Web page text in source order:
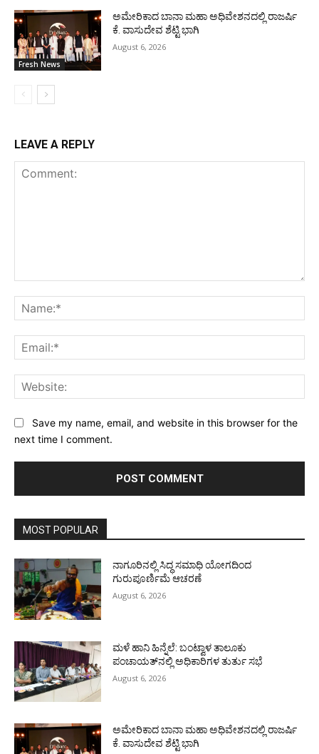
Fresh News
ಅಮೇರಿಕಾದ ಬಾನಾ ಮಹಾ ಅಧಿವೇಶನದಲ್ಲಿ ರಾಜರ್ಷಿ
ಕೆ. ವಾಸುದೇವ ಶೆಟ್ಟಿ ಭಾಗಿ
August 6, 2026
LEAVE A REPLY
Save my name, email, and website in this browser for the
next time I comment.
MOST POPULAR
ನಾಗೂರಿನಲ್ಲಿ ಸಿದ್ಧ ಸಮಾಧಿ ಯೋಗದಿಂದ
ಗುರುಪೂರ್ಣಿಮೆ ಆಚರಣೆ
August 6, 2026
ಮಳೆ ಹಾನಿ ಹಿನ್ನೆಲೆ: ಬಂಟ್ವಾಳ ತಾಲೂಕು
ಪಂಚಾಯತ್‌ನಲ್ಲಿ ಅಧಿಕಾರಿಗಳ ತುರ್ತು ಸಭೆ
August 6, 2026
ಅಮೇರಿಕಾದ ಬಾನಾ ಮಹಾ ಅಧಿವೇಶನದಲ್ಲಿ ರಾಜರ್ಷಿ
ಕೆ. ವಾಸುದೇವ ಶೆಟ್ಟಿ ಭಾಗಿ